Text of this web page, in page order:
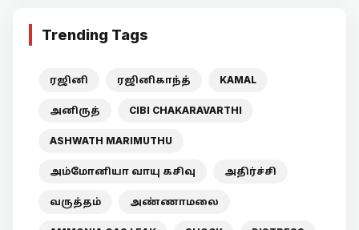
Trending Tags
ரஜினி ரஜினிகாந்த் KAMAL
அனிருத் CIBI CHAKARAVARTHI
ASHWATH MARIMUTHU
அம்மோனியா வாயு கசிவு அதிர்ச்சி
வருத்தம் அண்ணாமலை